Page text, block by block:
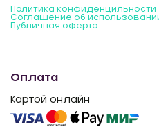
Политика конфиденцильности
Соглашение об
Публичная оферта
Оплата
Картой онлайн